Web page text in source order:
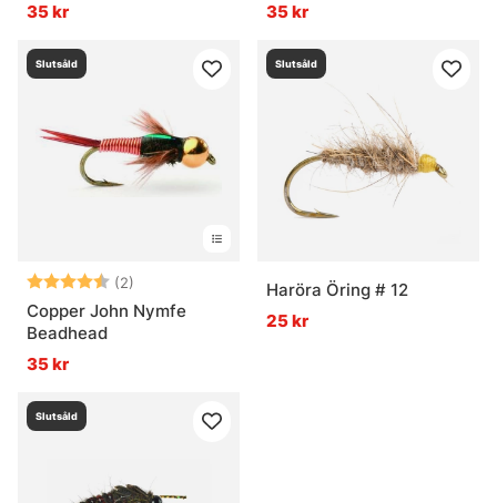
35 kr
35 kr
Slutsåld
Betyg: (2)
4.5 utav 5 stjärnor
Copper John Nymfe
Beadhead
35 kr
Slutsåld
Haröra Öring # 12
25 kr
Slutsåld